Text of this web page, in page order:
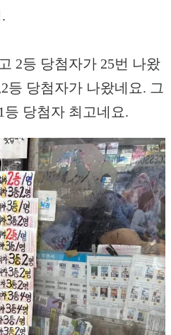
2등 당첨자가 25번 나왔
등 당첨자가 나왔네요. 그
등 당첨자 최고네요.